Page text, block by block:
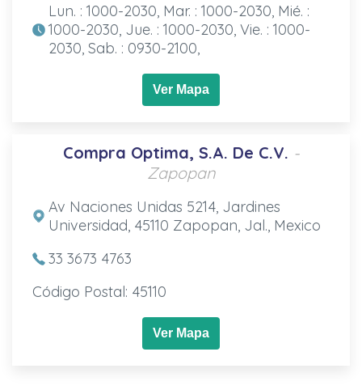
Lun. : 1000-2030, Mar. : 1000-2030, Mié. :
1000-2030, Jue. : 1000-2030, Vie. : 1000-
2030, Sab. : 0930-2100,
Ver Mapa
Compra Optima, S.A. De C.V. -
Zapopan
Av Naciones Unidas 5214, Jardines
Universidad, 45110 Zapopan, Jal., Mexico
33 3673 4763
Código Postal: 45110
Ver Mapa